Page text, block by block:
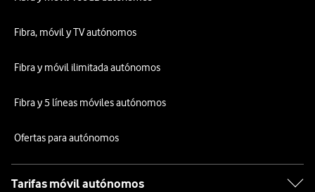
Fibra, móvil y TV autónomos
Fibra y móvil ilimitada autónomos
Fibra y 5 líneas móviles autónomos
Ofertas para autónomos
Tarifas móvil autónomos